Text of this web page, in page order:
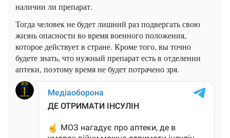
наличии ли препарат.
Тогда человек не будет лишний раз подвергать свою
жизнь опасности во время военного положения,
которое действует в стране. Кроме того, вы точно
будете знать, что нужный препарат есть в отделении
аптеки, поэтому время не будет потрачено зря.